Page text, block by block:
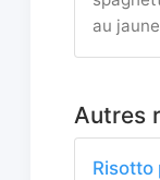
au
Autres
Risotto